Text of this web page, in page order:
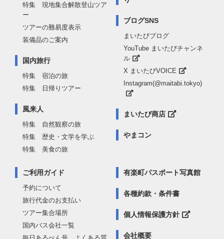
特集 現地集合解散登山ツア
ー
ツアーの難易度表示
装備品のご案内
国内旅行
特集 宿泊の旅
特集 日帰りツアー
風来人
特集 自然観察の旅
特集 歴史・文学を学ぶ
特集 美食の旅
ブログSNS
まいたびブログ
YouTube まいたびチャンネ
ル
X まいたびVOICE
Instagram(@maitabi.tokyo)
まいたび商店
やまコン
ご利用ガイド
予約について
旅行代金のお支払い
ツアー集合場所
国内バス会社一覧
有楽町パスポート写真館
各種約款・条件書
個人情報保護方針
会社概要